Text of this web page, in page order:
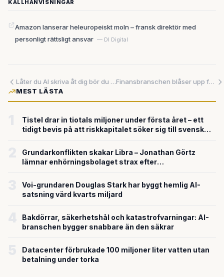
KÄLLHÄNVISNINGAR
Amazon lanserar heleuropeiskt moln – fransk direktör med
personligt rättsligt ansvar — DI Digital
Låter du AI skriva åt dig bör du inte kalla dig författare, säger Seth Rogen
Finansbranschen blåser upp fasaden – men grundmurarna vittrar
MEST LÄSTA
Tistel drar in tiotals miljoner under första året – ett
tidigt bevis på att riskkapitalet söker sig till svensk
Grundarkonflikten skakar Libra – Jonathan Görtz
lämnar enhörningsbolaget strax efter
Voi-grundaren Douglas Stark har byggt hemlig AI-
satsning värd kvarts miljard
Bakdörrar, säkerhetshål och katastrofvarningar: AI-
branschen bygger snabbare än den säkrar
Datacenter förbrukade 100 miljoner liter vatten utan
betalning under torka